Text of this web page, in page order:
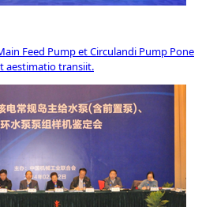
Feed Pump et Circulandi Pump Pone
aestimatio transiit.